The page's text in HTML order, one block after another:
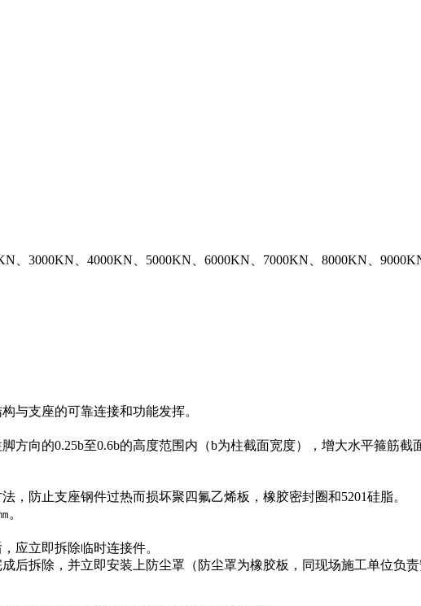
3000KN、4000KN、5000KN、6000KN、7000KN、8000KN、
与支座的可靠连接和功能发挥。
向的0.25b至0.6b的高度范围内（b为柱截面宽度），增大水平箍筋
，防止支座钢件过热而损坏聚四氟乙烯板，橡胶密封圈和5201硅脂。
应立即拆除临时连接件。
拆除，并立即安装上防尘罩（防尘罩为橡胶板，同现场施工单位负责